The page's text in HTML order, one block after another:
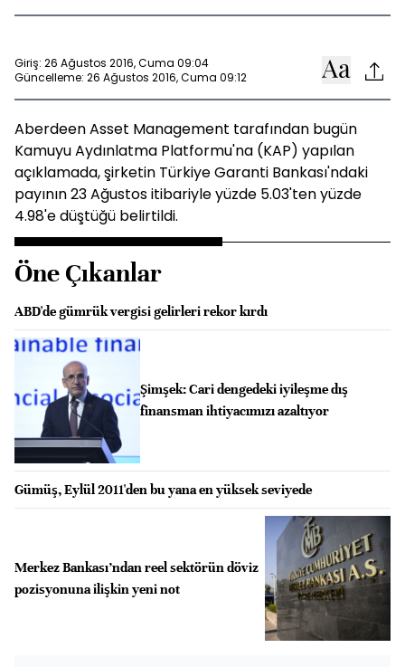
Giriş: 26 Ağustos 2016, Cuma 09:04
Güncelleme: 26 Ağustos 2016, Cuma 09:12
Aberdeen Asset Management tarafından bugün
Kamuyu Aydınlatma Platformu'na (KAP) yapılan
açıklamada, şirketin Türkiye Garanti Bankası'ndaki
payının 23 Ağustos itibariyle yüzde 5.03'ten yüzde
4.98'e düştüğü belirtildi.
Öne Çıkanlar
ABD'de gümrük vergisi gelirleri rekor kırdı
Şimşek: Cari dengedeki iyileşme dış
finansman ihtiyacımızı azaltıyor
Gümüş, Eylül 2011'den bu yana en yüksek seviyede
Merkez Bankası’ndan reel sektörün döviz
pozisyonuna ilişkin yeni not